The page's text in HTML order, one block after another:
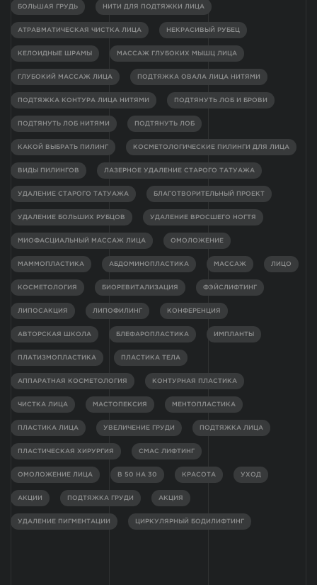
БОЛЬШАЯ ГРУДЬ НИТИ ДЛЯ ПОДТЯЖКИ ЛИЦА
АТРАВМАТИЧЕСКАЯ ЧИСТКА ЛИЦА НЕКРАСИВЫЙ РУБЕЦ
КЕЛОИДНЫЕ ШРАМЫ МАССАЖ ГЛУБОКИХ МЫШЦ ЛИЦА
ГЛУБОКИЙ МАССАЖ ЛИЦА ПОДТЯЖКА ОВАЛА ЛИЦА НИТЯМИ
ПОДТЯЖКА КОНТУРА ЛИЦА НИТЯМИ ПОДТЯНУТЬ ЛОБ И БРОВИ
ПОДТЯНУТЬ ЛОБ НИТЯМИ ПОДТЯНУТЬ ЛОБ
КАКОЙ ВЫБРАТЬ ПИЛИНГ КОСМЕТОЛОГИЧЕСКИЕ ПИЛИНГИ ДЛЯ ЛИЦА
ВИДЫ ПИЛИНГОВ ЛАЗЕРНОЕ УДАЛЕНИЕ СТАРОГО ТАТУАЖА
УДАЛЕНИЕ СТАРОГО ТАТУАЖА БЛАГОТВОРИТЕЛЬНЫЙ ПРОЕКТ
УДАЛЕНИЕ БОЛЬШИХ РУБЦОВ УДАЛЕНИЕ ВРОСШЕГО НОГТЯ
МИОФАСЦИАЛЬНЫЙ МАССАЖ ЛИЦА ОМОЛОЖЕНИЕ
МАММОПЛАСТИКА АБДОМИНОПЛАСТИКА МАССАЖ ЛИЦО
КОСМЕТОЛОГИЯ БИОРЕВИТАЛИЗАЦИЯ ФЭЙСЛИФТИНГ
ЛИПОСАКЦИЯ ЛИПОФИЛИНГ КОНФЕРЕНЦИЯ
АВТОРСКАЯ ШКОЛА БЛЕФАРОПЛАСТИКА ИМПЛАНТЫ
ПЛАТИЗМОПЛАСТИКА ПЛАСТИКА ТЕЛА
АППАРАТНАЯ КОСМЕТОЛОГИЯ КОНТУРНАЯ ПЛАСТИКА
ЧИСТКА ЛИЦА МАСТОПЕКСИЯ МЕНТОПЛАСТИКА
ПЛАСТИКА ЛИЦА УВЕЛИЧЕНИЕ ГРУДИ ПОДТЯЖКА ЛИЦА
ПЛАСТИЧЕСКАЯ ХИРУРГИЯ СМАС ЛИФТИНГ
ОМОЛОЖЕНИЕ ЛИЦА В 50 НА 30 КРАСОТА УХОД
АКЦИИ ПОДТЯЖКА ГРУДИ АКЦИЯ
УДАЛЕНИЕ ПИГМЕНТАЦИИ ЦИРКУЛЯРНЫЙ БОДИЛИФТИНГ